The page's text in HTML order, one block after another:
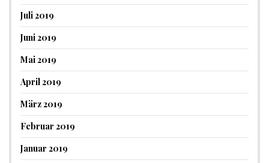
Juli 2019
Juni 2019
Mai 2019
April 2019
März 2019
Februar 2019
Januar 2019